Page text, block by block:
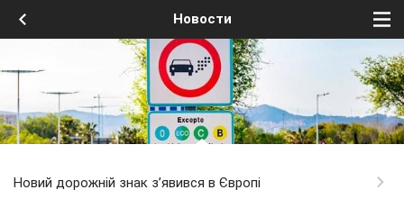
Новости
Новий дорожній знак з’явився в Європі